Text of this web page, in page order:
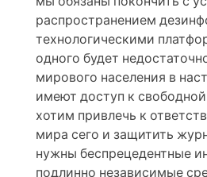
распространением
технологическими
одного будет
мирового населения в
имеют доступ к свободной
хотим привлечь к
мира сего и защитить
нужны беспрецедентные
подлинно независимые